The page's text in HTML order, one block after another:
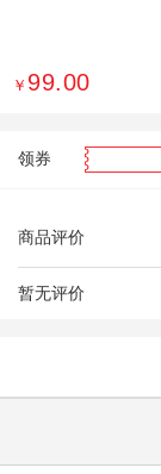
￥ 99.00
领券
商品评价
暂无评价